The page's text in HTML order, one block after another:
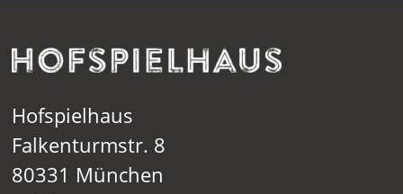
Hofspielhaus
Falkenturmstr. 8
80331 München